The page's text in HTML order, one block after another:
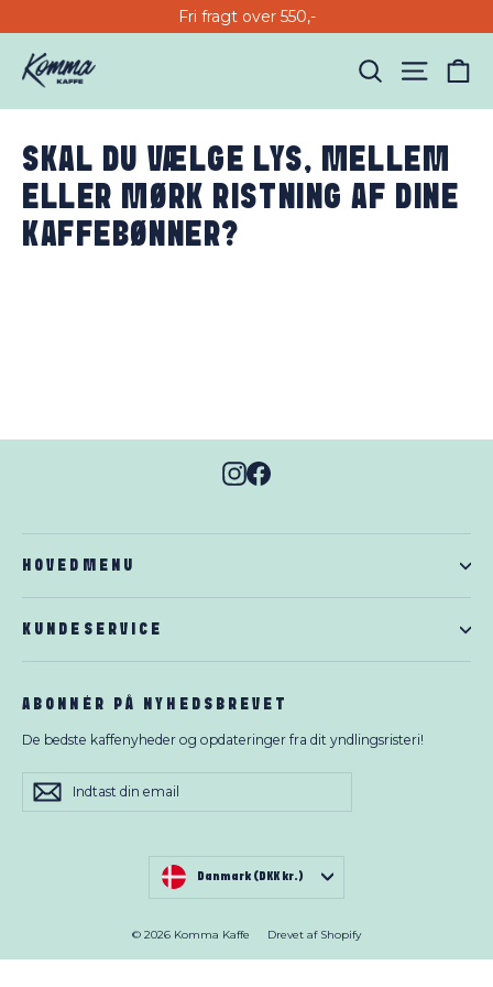
til
indhold
Fri fragt over 550,-
Søg Side
SKAL DU VÆLGE LYS, MELLEM
ELLER MØRK RISTNING AF DINE
KAFFEBØNNER?
Instagram
Facebook
HOVEDMENU
KUNDESERVICE
ABONNÉR PÅ NYHEDSBREVET
De bedste kaffenyheder og opdateringer fra dit yndlingsristeri!
Indtast
din
AbonnérAbonnér
VALUTADanmark (DKK kr.)
© 2026 Komma Kaffe Drevet af Shopify